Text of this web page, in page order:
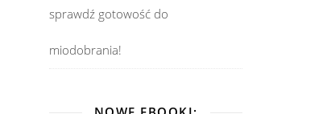
sprawdź gotowość do
miodobrania!